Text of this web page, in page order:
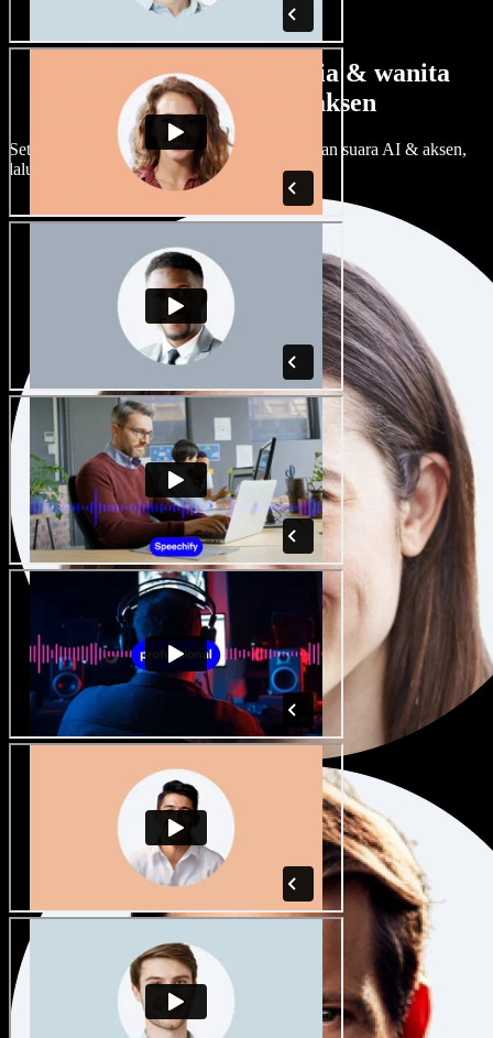
Banyak pilihan suara pria & wanita
dengan berbagai aksen
Setiap proyek bisa terdengar beda. Pilih ratusan suara AI & aksen,
lalu sesuaikan sesuka Anda.